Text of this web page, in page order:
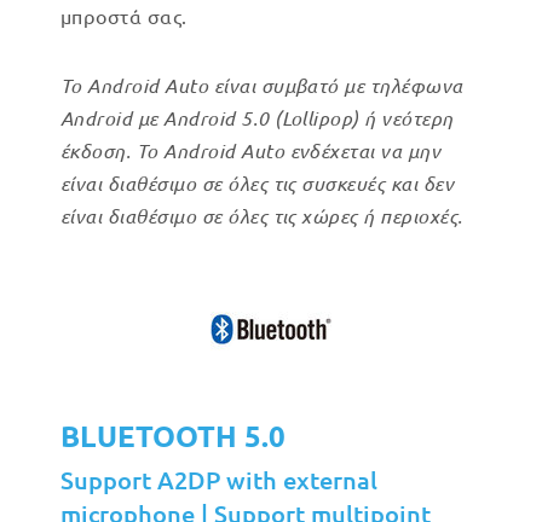
μπροστά σας.
Το Android Auto είναι συμβατό με τηλέφωνα
Android με Android 5.0 (Lollipop) ή νεότερη
έκδοση. Το Android Auto ενδέχεται να μην
είναι διαθέσιμο σε όλες τις συσκευές και δεν
είναι διαθέσιμο σε όλες τις χώρες ή περιοχές.
BLUETOOTH 5.0
Support A2DP with external
microphone | Support multipoint